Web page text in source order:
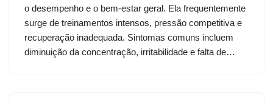
o desempenho e o bem-estar geral. Ela frequentemente
surge de treinamentos intensos, pressão competitiva e
recuperação inadequada. Sintomas comuns incluem
diminuição da concentração, irritabilidade e falta de…